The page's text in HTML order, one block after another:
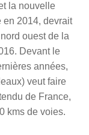
la nouvelle
en 2014, devrait
ouest de la
Devant le
années,
veut faire
de France,
kms de voies.